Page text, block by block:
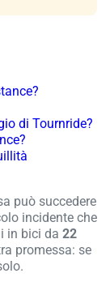
di Tournride?
può succedere
incidente che
in bici da 22
promessa: se